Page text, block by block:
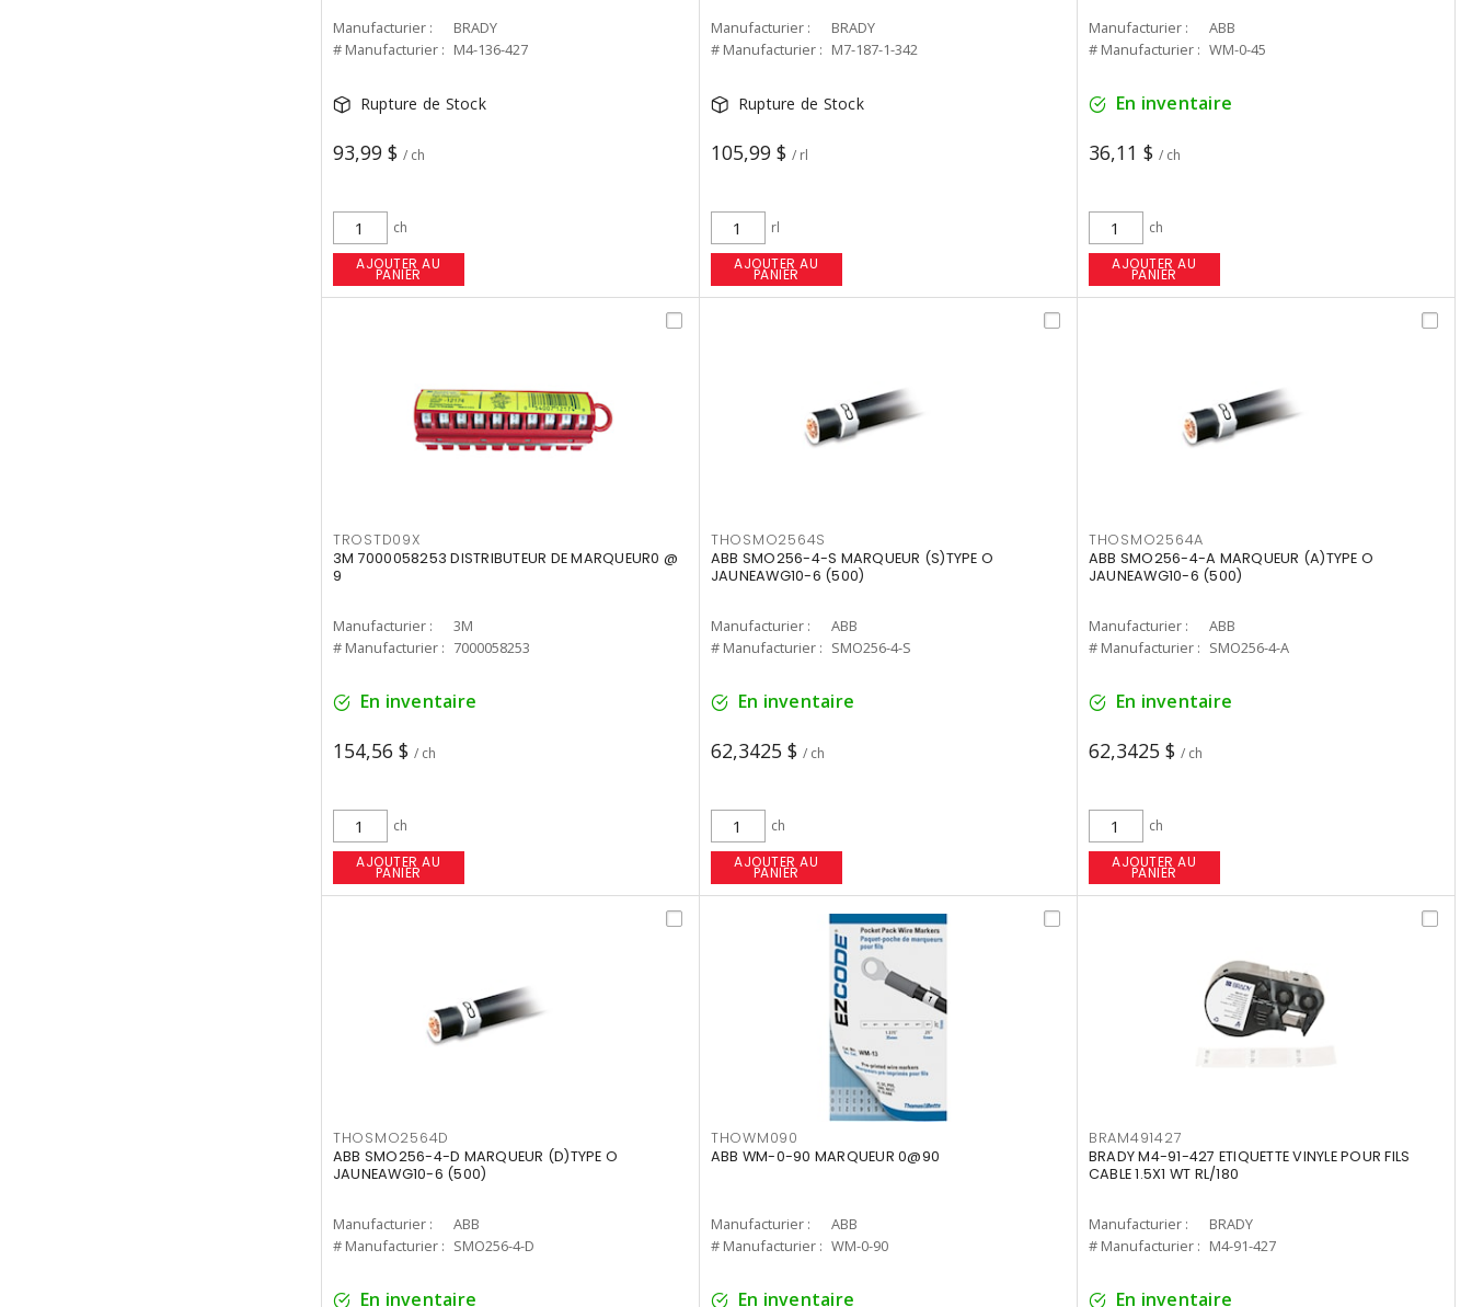
Manufacturier :
BRADY
# Manufacturier : M4-136-427
Rupture de Stock
93,99 $ / ch
ch
AJOUTER AU
PANIER
Manufacturier :
BRADY
# Manufacturier : M7-187-1-342
Rupture de Stock
105,99 $ / rl
rl
AJOUTER AU
PANIER
Manufacturier :
ABB
# Manufacturier : WM-0-45
En inventaire
36,11 $ / ch
ch
AJOUTER AU
PANIER
TROSTD09X
3M 7000058253 DISTRIBUTEUR DE MARQUEUR0 @
9
Manufacturier :
3M
# Manufacturier : 7000058253
En inventaire
154,56 $ / ch
ch
AJOUTER AU
PANIER
THOSMO2564S
ABB SMO256-4-S MARQUEUR (S)TYPE O
JAUNEAWG10-6 (500)
Manufacturier :
ABB
# Manufacturier : SMO256-4-S
En inventaire
62,3425 $ / ch
ch
AJOUTER AU
PANIER
THOSMO2564A
ABB SMO256-4-A MARQUEUR (A)TYPE O
JAUNEAWG10-6 (500)
Manufacturier :
ABB
# Manufacturier : SMO256-4-A
En inventaire
62,3425 $ / ch
ch
AJOUTER AU
PANIER
THOSMO2564D
ABB SMO256-4-D MARQUEUR (D)TYPE O
JAUNEAWG10-6 (500)
Manufacturier :
ABB
# Manufacturier : SMO256-4-D
En inventaire
THOWM090
ABB WM-0-90 MARQUEUR 0@90
Manufacturier :
ABB
# Manufacturier : WM-0-90
En inventaire
BRAM491427
BRADY M4-91-427 ETIQUETTE VINYLE POUR FILS
CABLE 1.5X1 WT RL/180
Manufacturier :
BRADY
# Manufacturier : M4-91-427
En inventaire